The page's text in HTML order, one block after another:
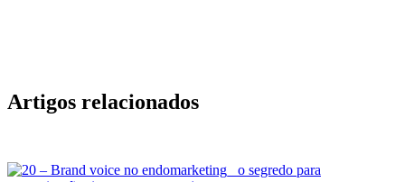
Artigos relacionados